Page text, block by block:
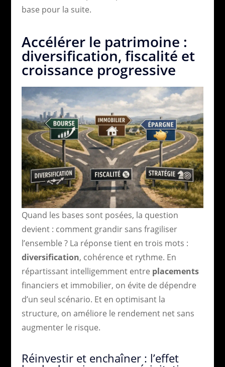
base pour la suite.
Accélérer le patrimoine :
diversification, fiscalité et
croissance progressive
Quand les bases sont posées, la question
devient : comment grandir sans fragiliser
l’ensemble ? La réponse tient en trois mots :
diversification, cohérence et rythme. En
répartissant intelligemment entre placements
financiers et immobilier, on évite de dépendre
d’un seul scénario. Et en optimisant la
structure, on améliore le rendement net sans
augmenter le risque.
Réinvestir et enchaîner : l’effet